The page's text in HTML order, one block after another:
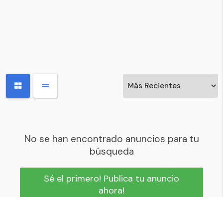
No se han encontrado anuncios para tu
búsqueda
Sé el primero! Publica tu anuncio
ahora!